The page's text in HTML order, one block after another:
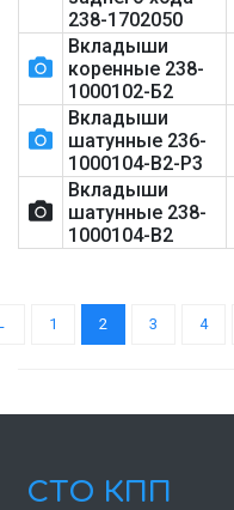
238-1702050
Вкладыши
коренные 238-
1000102-Б2
Вкладыши
шатунные 236-
1000104-В2-Р3
Вкладыши
шатунные 238-
1000104-В2
1 2 3 4
СТО КПП